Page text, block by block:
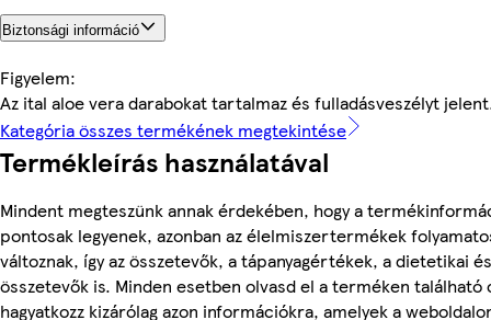
Biztonsági információ
Figyelem:
Az ital aloe vera darabokat tartalmaz és fulladásveszélyt
Kategória összes termékének megtekintése
Termékleírás használatával
Mindent megteszünk annak érdekében, hogy a
pontosak legyenek, azonban az élelmiszertermékek
változnak, így az összetevők, a tápanyagértékek, a dietetikai
összetevők is. Minden esetben olvasd el a terméken található
hagyatkozz kizárólag azon információkra, amelyek a